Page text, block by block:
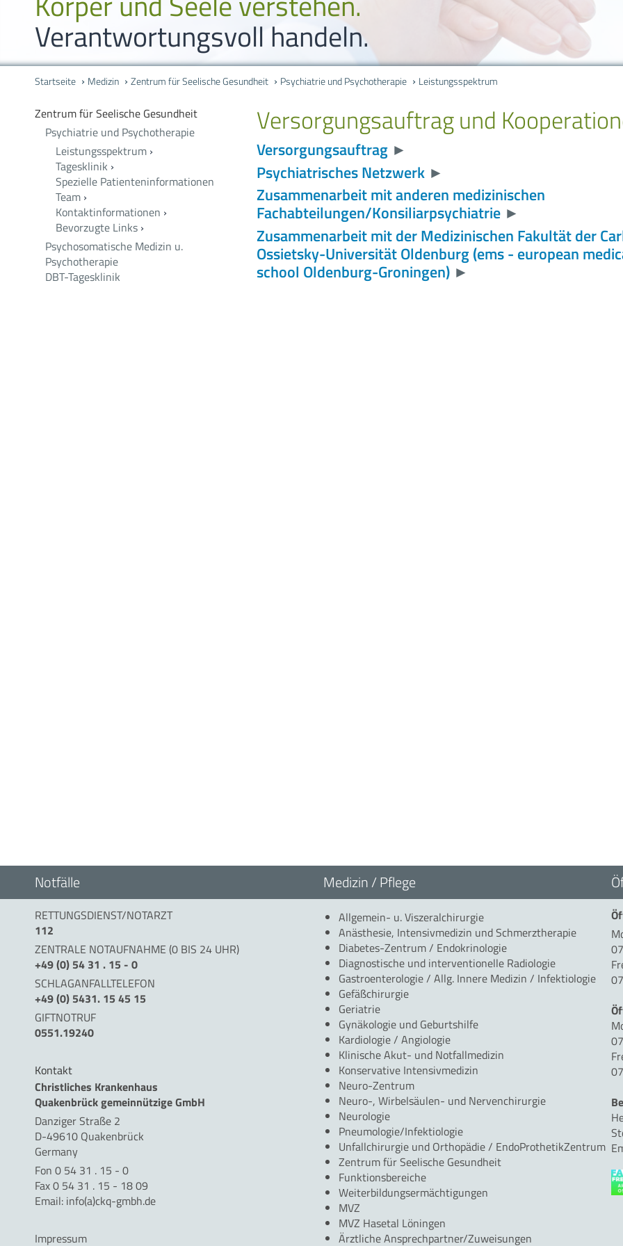
Verantwortungsvoll handeln.
Startseite Medizin Zentrum für Seelische Gesundheit Psychiatrie und Psychotherapie Leistungsspektrum
Zentrum für Seelische Gesundheit
Psychiatrie und Psychotherapie
Leistungsspektrum ›
Tagesklinik ›
Spezielle Patienteninformationen
Team ›
Kontaktinformationen ›
Bevorzugte Links ›
Psychosomatische Medizin u.
Psychotherapie
DBT-Tagesklinik
Versorgungsauftrag und
Versorgungsauftrag►
Psychiatrisches Netzwerk►
Zusammenarbeit mit anderen medizinischen
Fachabteilungen/Konsiliarpsychiatrie►
Zusammenarbeit mit der Medizinischen Fakultät der
Ossietsky-Universität Oldenburg (ems - european
school Oldenburg-Groningen)►
Notfälle Medizin / Pflege
RETTUNGSDIENST/NOTARZT
112
ZENTRALE NOTAUFNAHME (0 BIS 24 UHR)
+49 (0) 54 31 . 15 - 0
SCHLAGANFALLTELEFON
+49 (0) 5431. 15 45 15
GIFTNOTRUF
0551.19240
Kontakt
Christliches Krankenhaus
Quakenbrück gemeinnützige GmbH
Danziger Straße 2
D-49610 Quakenbrück
Germany
Fon 0 54 31 . 15 - 0
Fax 0 54 31 . 15 - 18 09
Email: info(a)ckq-gmbh.de
Impressum
Allgemein- u. Viszeralchirurgie
Anästhesie, Intensivmedizin und Schmerztherapie
Diabetes-Zentrum / Endokrinologie
Diagnostische und interventionelle Radiologie
Gastroenterologie / Allg. Innere Medizin / Infektiologie
Gefäßchirurgie
Geriatrie
Gynäkologie und Geburtshilfe
Kardiologie / Angiologie
Klinische Akut- und Notfallmedizin
Konservative Intensivmedizin
Neuro-Zentrum
Neuro-, Wirbelsäulen- und Nervenchirurgie
Neurologie
Pneumologie/Infektiologie
Unfallchirurgie und Orthopädie / EndoProthetikZentrum
Zentrum für Seelische Gesundheit
Funktionsbereiche
Weiterbildungsermächtigungen
MVZ
MVZ Hasetal Löningen
Ärztliche Ansprechpartner/Zuweisungen
Karriere
Bildungszentrum
Sitemap
Gynäkologie
Kardiologie /
Konservative
Neurologie
Pneumologie/